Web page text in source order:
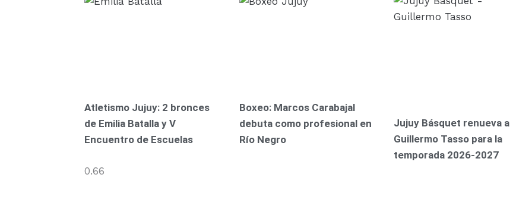
Atletismo Jujuy: 2 bronces
de Emilia Batalla y V
Encuentro de Escuelas
Boxeo: Marcos Carabajal
debuta como profesional en
Río Negro
Jujuy Básquet renueva a
Guillermo Tasso para la
temporada 2026-2027